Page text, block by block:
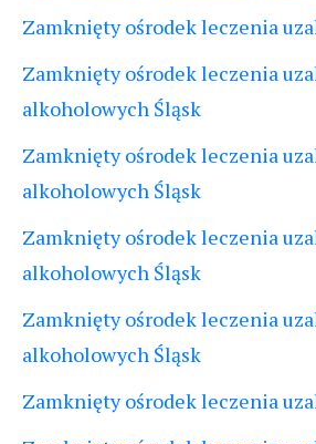
Zamknięty ośrodek leczenia
Zamknięty ośrodek leczenia
alkoholowych Śląsk
Zamknięty ośrodek leczenia
alkoholowych Śląsk
Zamknięty ośrodek leczenia
alkoholowych Śląsk
Zamknięty ośrodek leczenia
alkoholowych Śląsk
Zamknięty ośrodek leczenia